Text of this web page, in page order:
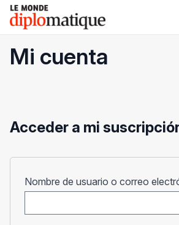
Skip
content
Le monde diplomatique
Mi cuenta
Acceder a mi
Nombre de usuario o correo